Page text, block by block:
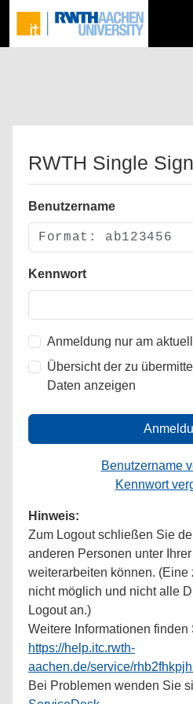
RWTH Single
Benutzername
Kennwort
Anmeldung nur am
Übersicht der zu
Daten anzeigen
Benutzername
Kennwort
Hinweis:
Zum Logout schließen Sie
anderen Personen unter
weiterarbeiten können. (Eine
nicht möglich und nicht alle
Logout an.)
Weitere Informationen finden
https://help.itc.rwth-
aachen.de/service/
Bei Problemen wenden Sie